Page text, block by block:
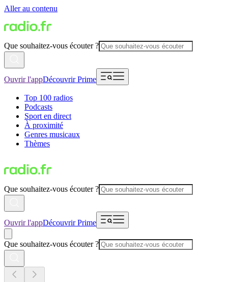
Aller au contenu
Que souhaitez-vous écouter ?
Ouvrir l'appDécouvrir Prime
Top 100 radios
Podcasts
Sport en direct
À proximité
Genres musicaux
Thèmes
Que souhaitez-vous écouter ?
Ouvrir l'appDécouvrir Prime
Que souhaitez-vous écouter ?